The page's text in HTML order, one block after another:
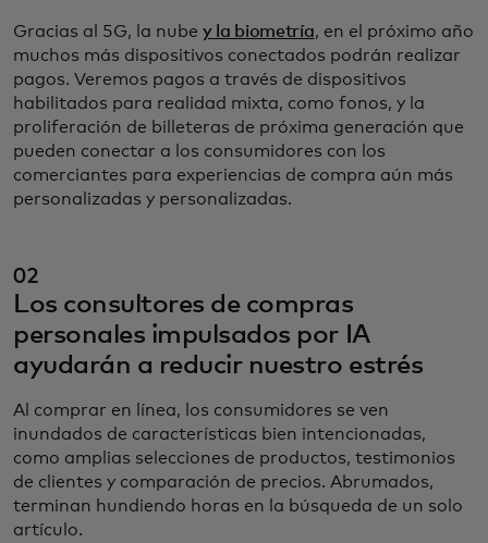
Gracias al 5G, la nube y la biometría, en el próximo año
muchos más dispositivos conectados podrán realizar
pagos. Veremos pagos a través de dispositivos
habilitados para realidad mixta, como fonos, y la
proliferación de billeteras de próxima generación que
pueden conectar a los consumidores con los
comerciantes para experiencias de compra aún más
personalizadas y personalizadas.
02
Los consultores de compras
personales impulsados por IA
ayudarán a reducir nuestro estrés
Al comprar en línea, los consumidores se ven
inundados de características bien intencionadas,
como amplias selecciones de productos, testimonios
de clientes y comparación de precios. Abrumados,
terminan hundiendo horas en la búsqueda de un solo
artículo.